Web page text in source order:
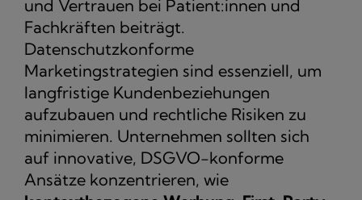
und Vertrauen bei Patient:innen und
Fachkräften beiträgt.
Datenschutzkonforme
Marketingstrategien sind essenziell, um
langfristige Kundenbeziehungen
aufzubauen und rechtliche Risiken zu
minimieren. Unternehmen sollten sich
auf innovative, DSGVO-konforme
Ansätze konzentrieren, wie